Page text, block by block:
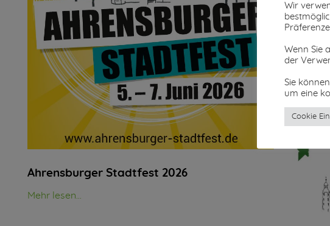
Ahrensburger Stadtfest 2026
Mehr lesen...
Wir
Wenn Sie
der
Sie
um eine
Cookie